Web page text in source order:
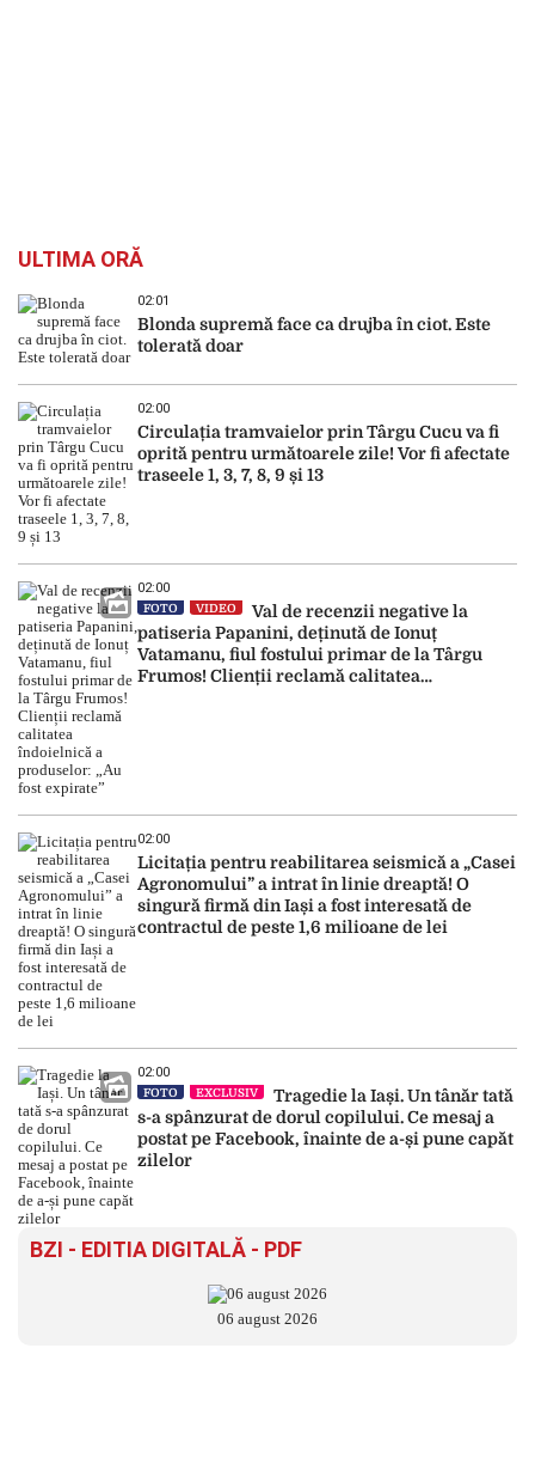
ULTIMA ORĂ
02:01
Blonda supremă face ca drujba în ciot. Este
tolerată doar
02:00
Circulația tramvaielor prin Târgu Cucu va fi
oprită pentru următoarele zile! Vor fi afectate
traseele 1, 3, 7, 8, 9 și 13
02:00
FOTO VIDEO
Val de recenzii negative la
patiseria Papanini, deținută de Ionuț
Vatamanu, fiul fostului primar de la Târgu
Frumos! Clienții reclamă calitatea
02:00
Licitația pentru reabilitarea seismică a „Casei
Agronomului” a intrat în linie dreaptă! O
singură firmă din Iași a fost interesată de
contractul de peste 1,6 milioane de lei
02:00
FOTO EXCLUSIV
Tragedie la Iași. Un tânăr tată
s-a spânzurat de dorul copilului. Ce mesaj a
postat pe Facebook, înainte de a-și pune capăt
zilelor
BZI - EDITIA DIGITALĂ - PDF
06 august 2026